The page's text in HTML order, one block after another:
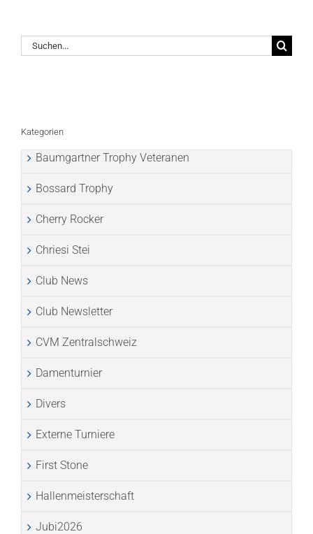
Suche
nach:
Kategorien
Baumgartner Trophy Veteranen
Bossard Trophy
Cherry Rocker
Chriesi Stei
Club News
Club Newsletter
CVM Zentralschweiz
Damenturnier
Divers
Externe Turniere
First Stone
Hallenmeisterschaft
Jubi2026